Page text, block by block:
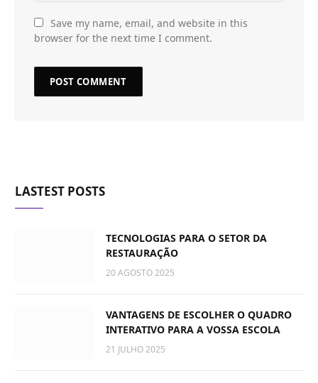
Save my name, email, and website in this
browser for the next time I comment.
LASTEST POSTS
TECNOLOGIAS PARA O SETOR DA
RESTAURAÇÃO
20 AGOSTO 2025
VANTAGENS DE ESCOLHER O QUADRO
INTERATIVO PARA A VOSSA ESCOLA
21 JULHO 2025